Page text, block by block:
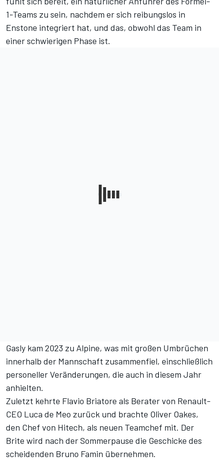
1-Teams zu sein, nachdem er sich reibungslos in
Enstone integriert hat, und das, obwohl das Team in
einer schwierigen Phase ist.
Gasly kam 2023 zu Alpine, was mit großen Umbrüchen
innerhalb der Mannschaft zusammenfiel, einschließlich
personeller Veränderungen, die auch in diesem Jahr
anhielten.
Zuletzt kehrte Flavio Briatore als Berater von Renault-
CEO Luca de Meo zurück und brachte Oliver Oakes,
den Chef von Hitech, als neuen Teamchef mit. Der
Brite wird nach der Sommerpause die Geschicke des
scheidenden Bruno Famin übernehmen.